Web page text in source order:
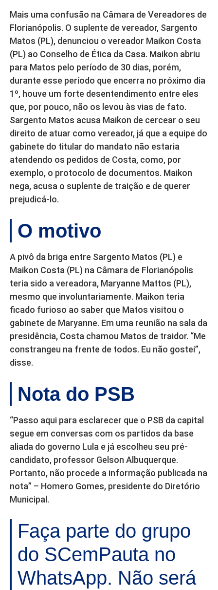
Mais uma confusão na Câmara de Vereadores de
Florianópolis. O suplente de vereador, Sargento
Matos (PL), denunciou o vereador Maikon Costa
(PL) ao Conselho de Ética da Casa. Maikon abriu
para Matos pelo período de 30 dias, porém,
durante esse período que encerra no próximo dia
1º, houve um forte desentendimento entre eles
que, por pouco, não os levou às vias de fato.
Sargento Matos acusa Maikon de cercear o seu
direito de atuar como vereador, já que a equipe do
gabinete do titular do mandato não estaria
atendendo os pedidos de Costa, como, por
exemplo, o protocolo de documentos. Maikon
nega, acusa o suplente de traição e de querer
prejudicá-lo.
O motivo
A pivô da briga entre Sargento Matos (PL) e
Maikon Costa (PL) na Câmara de Florianópolis
teria sido a vereadora, Maryanne Mattos (PL),
mesmo que involuntariamente. Maikon teria
ficado furioso ao saber que Matos visitou o
gabinete de Maryanne. Em uma reunião na sala da
presidência, Costa chamou Matos de traidor. “Me
constrangeu na frente de todos. Eu não gostei”,
disse.
Nota do PSB
“Passo aqui para esclarecer que o PSB da capital
segue em conversas com os partidos da base
aliada do governo Lula e já escolheu seu pré-
candidato, professor Gelson Albuquerque.
Portanto, não procede a informação publicada na
nota” – Homero Gomes, presidente do Diretório
Municipal.
Faça parte do grupo
do SCemPauta no
WhatsApp. Não será